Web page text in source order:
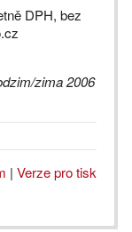
DPH, bez
zima 2006
| Verze pro tisk